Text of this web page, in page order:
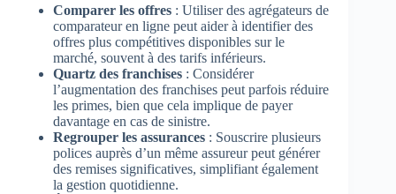
Comparer les offres : Utiliser des agrégateurs de
comparateur en ligne peut aider à identifier des
offres plus compétitives disponibles sur le
marché, souvent à des tarifs inférieurs.
Quartz des franchises : Considérer
l’augmentation des franchises peut parfois réduire
les primes, bien que cela implique de payer
davantage en cas de sinistre.
Regrouper les assurances : Souscrire plusieurs
polices auprès d’un même assureur peut générer
des remises significatives, simplifiant également
la gestion quotidienne.